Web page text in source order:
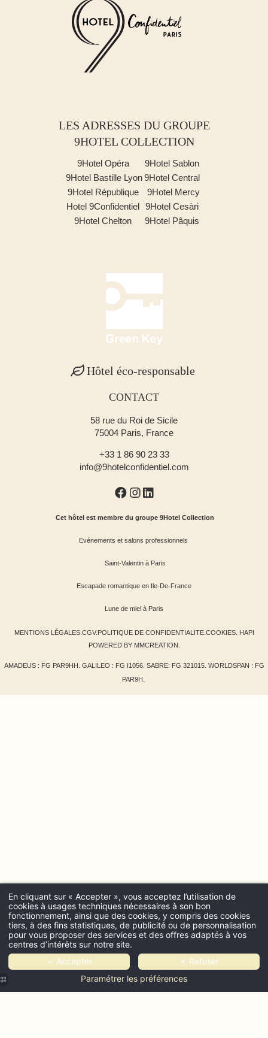
LES ADRESSES DU GROUPE
9HOTEL COLLECTION
9Hotel Opéra
9Hotel Sablon
9Hotel Bastille Lyon9Hotel Central
9Hotel République
9Hotel Mercy
Hotel 9Confidentiel 9Hotel Cesàri
9Hotel Chelton
9Hotel Pâquis
Hôtel éco-responsable
CONTACT
58 rue du Roi de Sicile
75004 Paris, France
+33 1 86 90 23 33
info@9hotelconfidentiel.com
Cet hôtel est membre du groupe 9Hotel Collection
Evénements et salons professionnels
Saint-Valentin à Paris
Escapade romantique en Ile-De-France
Lune de miel à Paris
MENTIONS LÉGALES. CGV. POLITIQUE DE CONFIDENTIALITE. COOKIES.
HAPI
POWERED BY MMCREATION
AMADEUS : FG PAR9HH. GALILEO : FG I1056. SABRE: FG 321015. WORLDSPAN : FG
PAR9H.
En cliquant sur « Accepter », vous acceptez l’utilisation de
cookies à usages techniques nécessaires à son bon
fonctionnement, ainsi que des cookies, y compris des cookies
tiers, à des fins statistiques, de publicité ou de personnalisation
pour vous proposer des services et des offres adaptés à vos
centres d’intérêts sur notre site.
✓ Accepter
✗ Refuser
Paramétrer les préférences